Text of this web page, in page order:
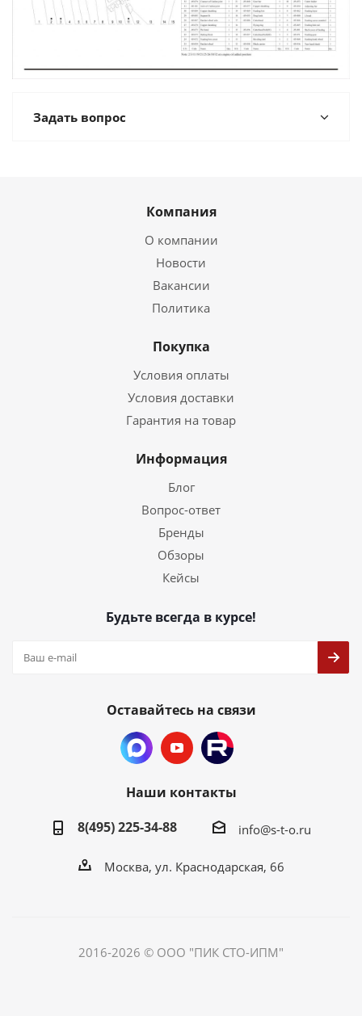
Задать вопрос
Компания
О компании
Новости
Вакансии
Политика
Покупка
Условия оплаты
Условия доставки
Гарантия на товар
Информация
Блог
Вопрос-ответ
Бренды
Обзоры
Кейсы
Будьте всегда в курсе!
Оставайтесь на связи
Наши контакты
8(495) 225-34-88
info@s-t-o.ru
Москва, ул. Краснодарская, 66
2016-2026 © ООО "ПИК СТО-ИПМ"